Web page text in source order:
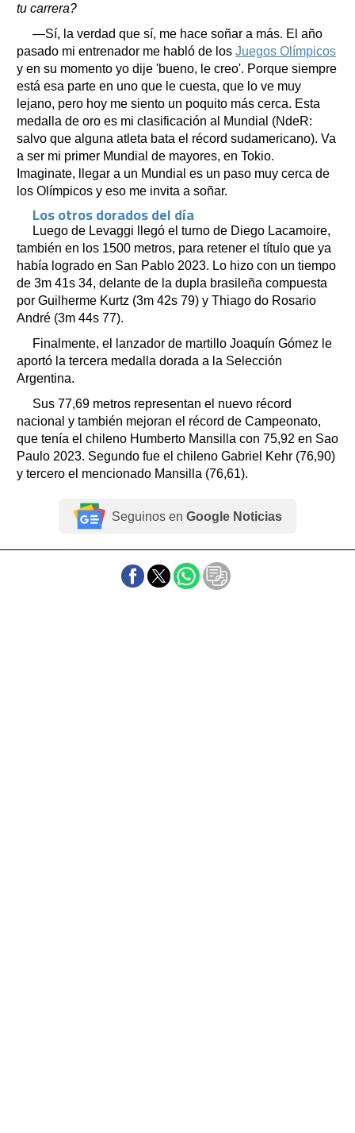
tu carrera?
―Sí, la verdad que sí, me hace soñar a más. El año
pasado mi entrenador me habló de los Juegos Olímpicos
y en su momento yo dije 'bueno, le creo'. Porque siempre
está esa parte en uno que le cuesta, que lo ve muy
lejano, pero hoy me siento un poquito más cerca. Esta
medalla de oro es mi clasificación al Mundial (NdeR:
salvo que alguna atleta bata el récord sudamericano). Va
a ser mi primer Mundial de mayores, en Tokio.
Imaginate, llegar a un Mundial es un paso muy cerca de
los Olímpicos y eso me invita a soñar.
Los otros dorados del día
Luego de Levaggi llegó el turno de Diego Lacamoire,
también en los 1500 metros, para retener el título que ya
había logrado en San Pablo 2023. Lo hizo con un tiempo
de 3m 41s 34, delante de la dupla brasileña compuesta
por Guilherme Kurtz (3m 42s 79) y Thiago do Rosario
André (3m 44s 77).
Finalmente, el lanzador de martillo Joaquín Gómez le
aportó la tercera medalla dorada a la Selección
Argentina.
Sus 77,69 metros representan el nuevo récord
nacional y también mejoran el récord de Campeonato,
que tenía el chileno Humberto Mansilla con 75,92 en Sao
Paulo 2023. Segundo fue el chileno Gabriel Kehr (76,90)
y tercero el mencionado Mansilla (76,61).
Seguinos en Google Noticias